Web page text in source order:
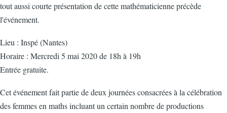
tout aussi courte présentation de cette mathématicienne précède
l'événement.
Lieu : Inspé (Nantes)
Horaire : Mercredi 5 mai 2020 de 18h à 19h
Entrée gratuite.
Cet événement fait partie de deux journées consacrées à la célébration
des femmes en maths incluant un certain nombre de productions